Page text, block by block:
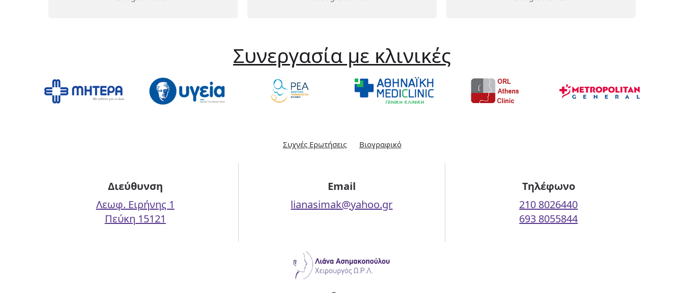
Συνεργασία με κλινικές
Συχνές Ερωτήσεις Βιογραφικό
Διεύθυνση
Λεωφ. Ειρήνης 1
Πεύκη 15121
Email
lianasimak@yahoo.gr
Τηλέφωνο
210 8026440
693 8055844